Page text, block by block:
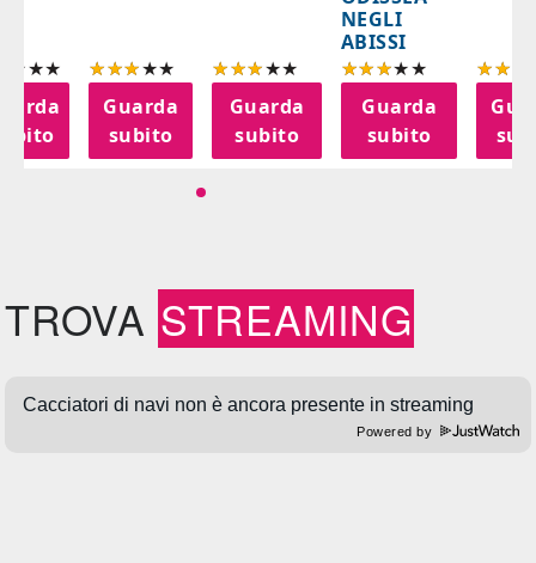
Guarda
subito
Guarda
subito
NEGLI
ABISSI
Guarda
subito
TROVA STREAMING
Powered by